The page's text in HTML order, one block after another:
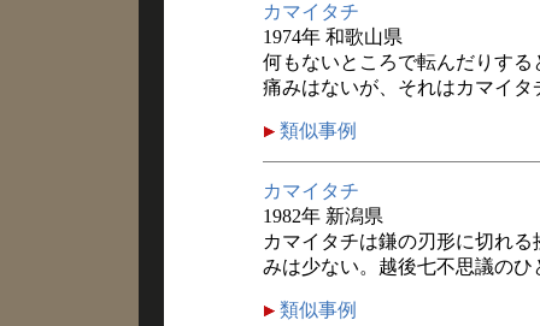
カマイタチ
1974年 和歌山県
何もないところで転んだりす
痛みはないが、それはカマイ
類似事例
カマイタチ
1982年 新潟県
カマイタチは鎌の刃形に切れ
みは少ない。越後七不思議の
類似事例